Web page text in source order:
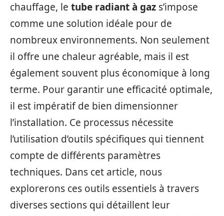
chauffage, le tube radiant à gaz s’impose
comme une solution idéale pour de
nombreux environnements. Non seulement
il offre une chaleur agréable, mais il est
également souvent plus économique à long
terme. Pour garantir une efficacité optimale,
il est impératif de bien dimensionner
l’installation. Ce processus nécessite
l’utilisation d’outils spécifiques qui tiennent
compte de différents paramètres
techniques. Dans cet article, nous
explorerons ces outils essentiels à travers
diverses sections qui détaillent leur